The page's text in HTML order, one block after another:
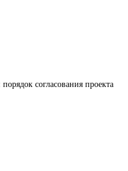
согласования проекта